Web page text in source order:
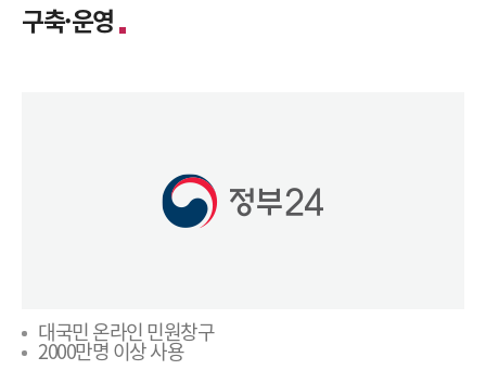
구축·운영
대국민 온라인 민원창구
2000만명 이상 사용